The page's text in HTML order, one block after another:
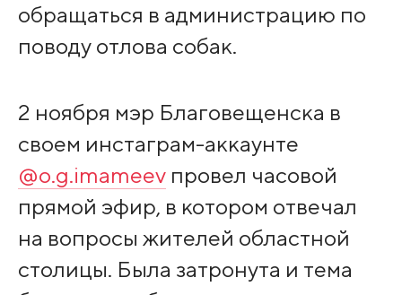
обращаться в администрацию по
поводу отлова собак.
2 ноября мэр Благовещенска в
своем инстаграм-аккаунте
@o.g.imameevпровел часовой
прямой эфир, в котором отвечал
на вопросы жителей областной
столицы. Была затронута и тема